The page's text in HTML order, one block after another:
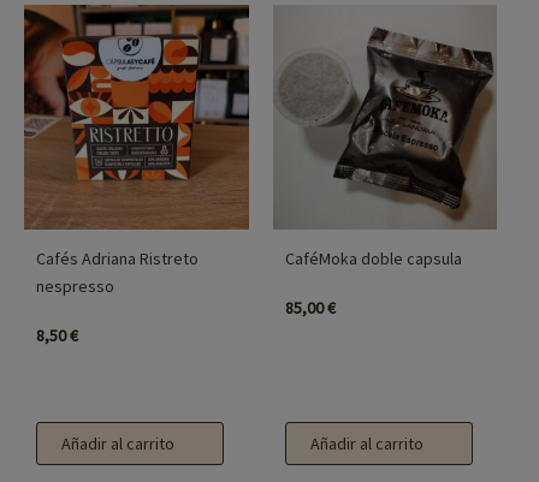
Cafés Adriana Ristreto
nespresso
8,50€
Añadir al carrito
CaféMoka doble capsula
85,00€
Añadir al carrito